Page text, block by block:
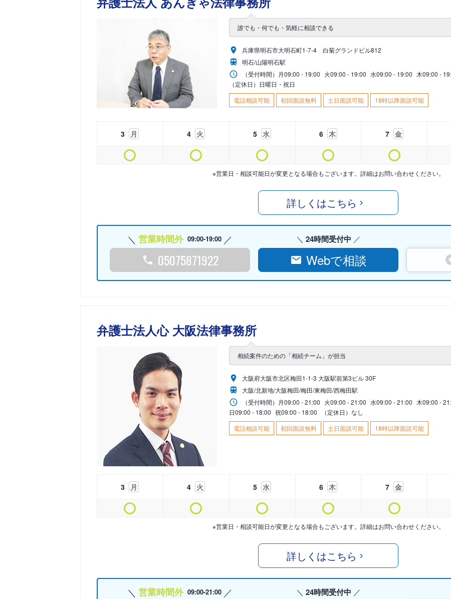
誰でも・何でも・気軽に相談できる
兵庫県明石市大明石町1-7-4 白菊グランドビル812
明石/山陽明石駅
（受付時間） 月09:00 - 19:00 火09:00 - 19:00 水09:00 - 19:00 木09:00 -
（定休日）日曜日・祝日
電話相談可能
初回面談無料 土日面談可能 18時以降面談可能
3 月 4 火 5 水 6 木 7 金
※営業日・相談可能日が変更となる場合もございます。詳細はお問い合わせください。
詳しくはこちら
営業時間外 09:00-19:00
05075871922
24時間受付中
Webで相談
弁護士法人心 大阪法律事務所
相続案件のための「相続チーム」が担当
大阪府大阪市北区梅田1-1-3 大阪駅前第3ビル 30F
大阪/北新地/大阪梅田/梅田/東梅田/西梅田駅
（受付時間） 月09:00 - 21:00 火09:00 - 21:00 水09:00 - 21:00 木09:00 -
日09:00 - 18:00 祝09:00 - 18:00
（定休日）なし
電話相談可能
初回面談無料 土日面談可能 18時以降面談可能
3 月 4 火 5 水 6 木 7 金
※営業日・相談可能日が変更となる場合もございます。詳細はお問い合わせください。
詳しくはこちら
営業時間外 09:00-21:00 24時間受付中